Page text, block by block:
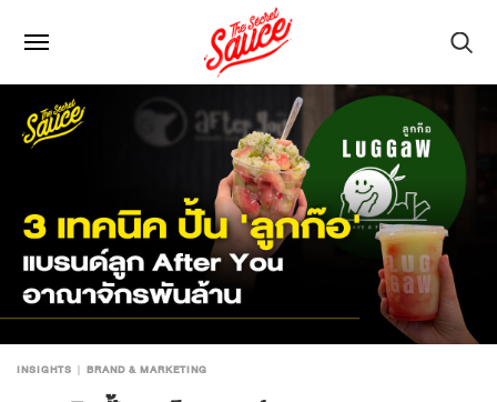
INSIGHTS BRAND & MARKETING